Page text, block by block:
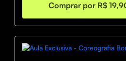
Comprar por R$